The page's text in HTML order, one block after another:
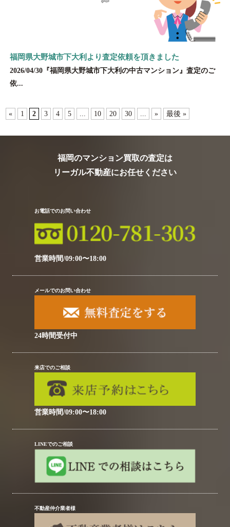
福岡県大野城市下大利より査定依頼を頂きました
2026/04/30『福岡県大野城市下大利の中古マンション』査定のご
依...
« 1 2 3 4 5 ... 10 20 30 ... » 最後 »
福岡のマンション買取の査定は
リーガル不動産にお任せください
お電話でのお問い合わせ
営業時間/09:00〜18:00
メールでのお問い合わせ
24時間受付中
来店でのご相談
営業時間/09:00〜18:00
LINEでのご相談
不動産仲介業者様